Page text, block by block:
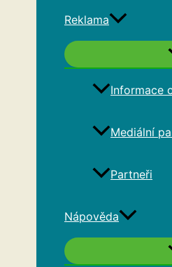
Reklama
Informace
Mediální
Partneři
Nápověda